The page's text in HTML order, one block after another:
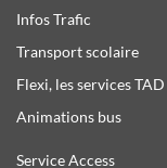
Infos Trafic
Transport scolaire
Flexi, les services TAD
Animations bus
Service Access